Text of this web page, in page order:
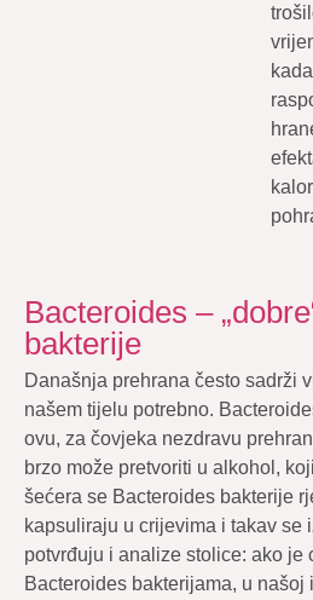
Bacteroides –
bakterije
Današnja prehrana često sadrži
našem tijelu potrebno.
ovu, za čovjeka nezdravu
brzo može pretvoriti u alkohol,
šećera se Bacteroides bakterije
kapsuliraju u crijevima i takav se
potvrđuju i analize stolice: ako je
Bacteroides bakterijama, u